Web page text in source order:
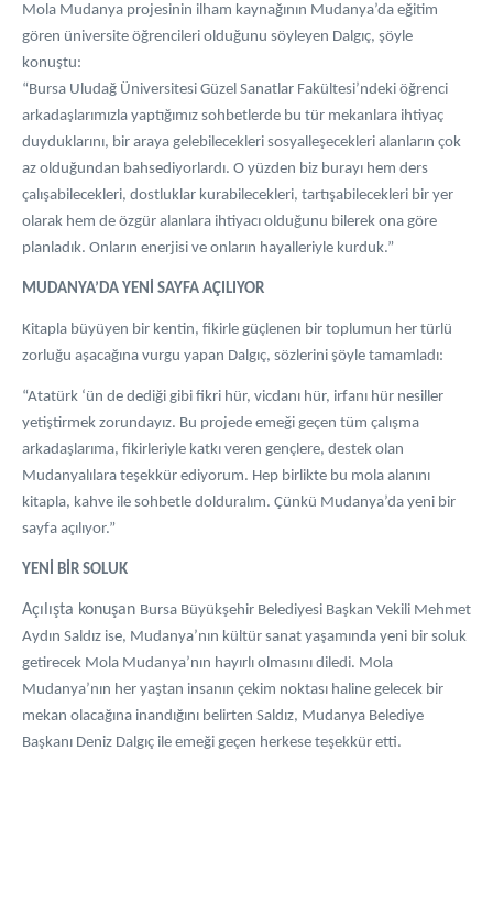
Mola Mudanya projesinin ilham kaynağının Mudanya’da eğitim
gören üniversite öğrencileri olduğunu söyleyen Dalgıç, şöyle
konuştu:
“Bursa Uludağ Üniversitesi Güzel Sanatlar Fakültesi’ndeki öğrenci
arkadaşlarımızla yaptığımız sohbetlerde bu tür mekanlara ihtiyaç
duyduklarını, bir araya gelebilecekleri sosyalleşecekleri alanların çok
az olduğundan bahsediyorlardı. O yüzden biz burayı hem ders
çalışabilecekleri, dostluklar kurabilecekleri, tartışabilecekleri bir yer
olarak hem de özgür alanlara ihtiyacı olduğunu bilerek ona göre
planladık. Onların enerjisi ve onların hayalleriyle kurduk.”
MUDANYA’DA YENİ SAYFA AÇILIYOR
Kitapla büyüyen bir kentin, fikirle güçlenen bir toplumun her türlü
zorluğu aşacağına vurgu yapan Dalgıç, sözlerini şöyle tamamladı:
“Atatürk ‘ün de dediği gibi fikri hür, vicdanı hür, irfanı hür nesiller
yetiştirmek zorundayız. Bu projede emeği geçen tüm çalışma
arkadaşlarıma, fikirleriyle katkı veren gençlere, destek olan
Mudanyalılara teşekkür ediyorum. Hep birlikte bu mola alanını
kitapla, kahve ile sohbetle dolduralım. Çünkü Mudanya’da yeni bir
sayfa açılıyor.”
YENİ BİR SOLUK
Açılışta konuşan Bursa Büyükşehir Belediyesi Başkan Vekili Mehmet
Aydın Saldız ise, Mudanya’nın kültür sanat yaşamında yeni bir soluk
getirecek Mola Mudanya’nın hayırlı olmasını diledi. Mola
Mudanya’nın her yaştan insanın çekim noktası haline gelecek bir
mekan olacağına inandığını belirten Saldız, Mudanya Belediye
Başkanı Deniz Dalgıç ile emeği geçen herkese teşekkür etti.